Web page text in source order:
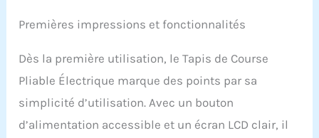
【Capacité d'absorption
une bande de course à 5
compact offre une
utilisation confortable.
chocs et antidérapante
Premières impressions et fonctionnalités
Dès la première utilisation, le Tapis de Course
Pliable Électrique marque des points par sa
simplicité d’utilisation. Avec un bouton
d’alimentation accessible et un écran LCD clair, il